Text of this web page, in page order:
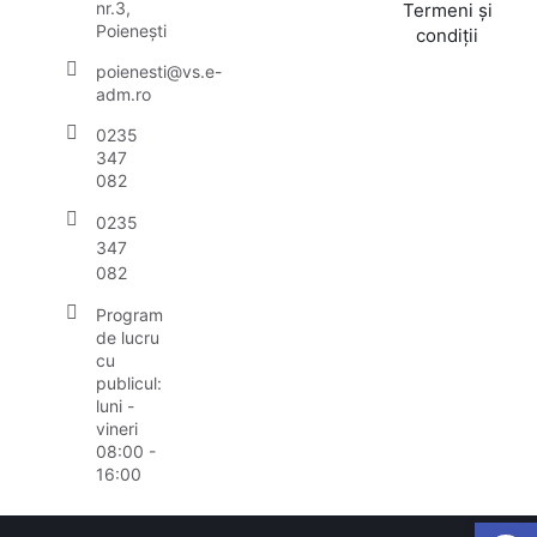
nr.3,
Poienești
poienesti@vs.e-
adm.ro
0235
347
082
0235
347
082
Program
de lucru
cu
publicul:
luni -
vineri
08:00 -
16:00
Termeni și
condiții